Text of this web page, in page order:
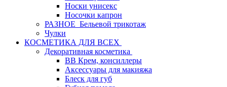
Носки унисекс
Носочки капрон
РАЗНОЕ_Бельевой трикотаж
Чулки
КОСМЕТИКА ДЛЯ ВСЕХ
Декоративная косметика
BB Крем, консиллеры
Аксессуары для макияжа
Блеск для губ